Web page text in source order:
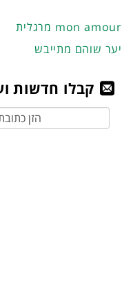
מרגלית mon amour
יער שוהם מתייבש
קבלו חדשות